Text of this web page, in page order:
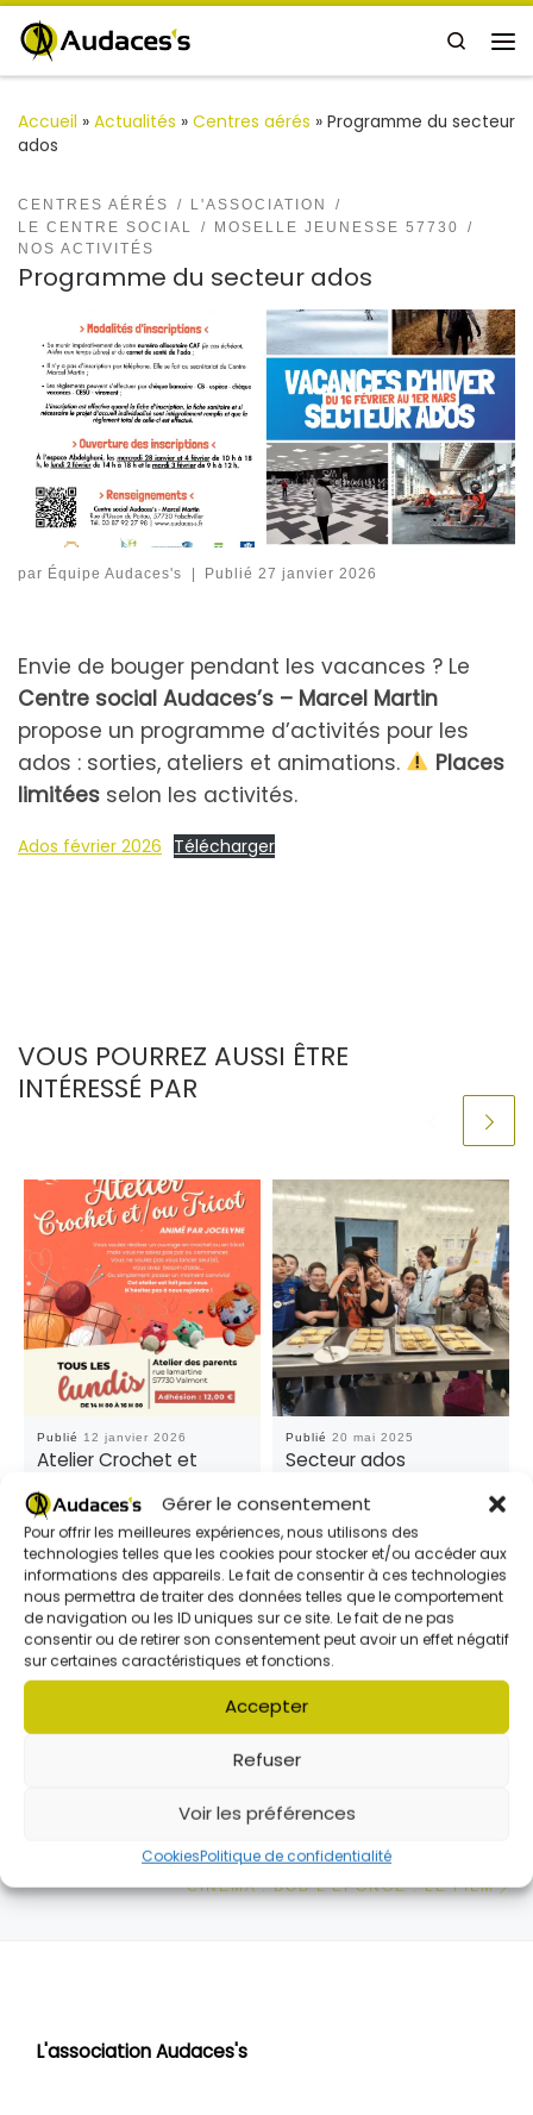
Gérer le consentement
Pour offrir les meilleures expériences, nous utilisons des
technologies telles que les cookies pour stocker et/ou accéder aux
informations des appareils. Le fait de consentir à ces technologies
nous permettra de traiter des données telles que le comportement
de navigation ou les ID uniques sur ce site. Le fait de ne pas
consentir ou de retirer son consentement peut avoir un effet négatif
sur certaines caractéristiques et fonctions.
Accepter
Refuser
Voir les préférences
CookiesPolitique de confidentialité
Passer au contenu
Search
Accueil » Actualités » Centres aérés » Programme du secteur
ados
CENTRES AÉRÉS
L'ASSOCIATION
LE CENTRE SOCIAL
MOSELLE JEUNESSE 57730
NOS ACTIVITÉS
Programme du secteur ados
par Équipe Audaces's | Publié 27 janvier 2026
Envie de bouger pendant les vacances ? Le
Centre social Audaces’s – Marcel Martin
propose un programme d’activités pour les
ados : sorties, ateliers et animations.
Places
limitées selon les activités.
Ados février 2026 Télécharger
VOUS POURREZ AUSSI ÊTRE
INTÉRESSÉ PAR
Publié 12 janvier 2026
Atelier Crochet et
Tricot – avec
Audaces’s
Publié20 mai 2025
Secteur ados
Parcourir les articles
RETOUR À LA LISTE DES
CINÉMA : BOB L’ÉPONGE : LE FILM
L'association Audaces's